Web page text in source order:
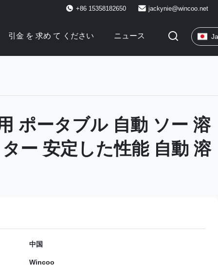
+86 15358182650 jackynie@wincoo.net
引金 を 求め て ください ニュース
ポータブル 自動 ソー 溶
ー 安定した性能 自動 溶
中国
Wincoo